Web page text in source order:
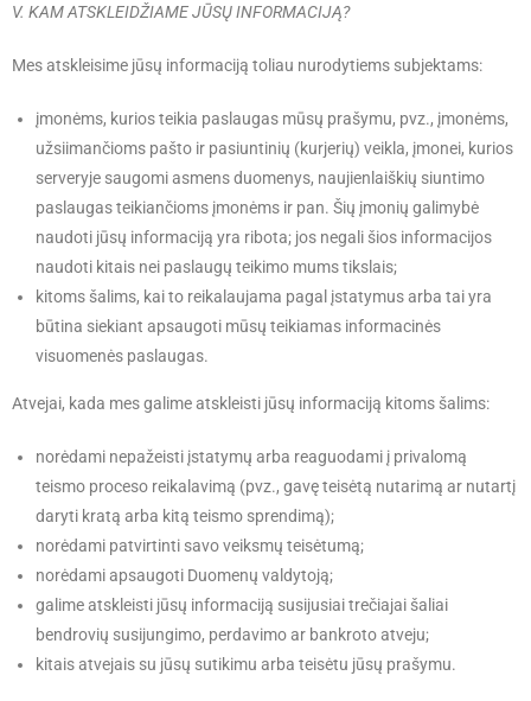
V. KAM ATSKLEIDŽIAME JŪSŲ INFORMACIJĄ?
Mes atskleisime jūsų informaciją toliau nurodytiems subjektams:
įmonėms, kurios teikia paslaugas mūsų prašymu, pvz., įmonėms,
užsiimančioms pašto ir pasiuntinių (kurjerių) veikla, įmonei, kurios
serveryje saugomi asmens duomenys, naujienlaiškių siuntimo
paslaugas teikiančioms įmonėms ir pan. Šių įmonių galimybė
naudoti jūsų informaciją yra ribota; jos negali šios informacijos
naudoti kitais nei paslaugų teikimo mums tikslais;
kitoms šalims, kai to reikalaujama pagal įstatymus arba tai yra
būtina siekiant apsaugoti mūsų teikiamas informacinės
visuomenės paslaugas.
Atvejai, kada mes galime atskleisti jūsų informaciją kitoms šalims:
norėdami nepažeisti įstatymų arba reaguodami į privalomą
teismo proceso reikalavimą (pvz., gavę teisėtą nutarimą ar nutartį
daryti kratą arba kitą teismo sprendimą);
norėdami patvirtinti savo veiksmų teisėtumą;
norėdami apsaugoti Duomenų valdytoją;
galime atskleisti jūsų informaciją susijusiai trečiajai šaliai
bendrovių susijungimo, perdavimo ar bankroto atveju;
kitais atvejais su jūsų sutikimu arba teisėtu jūsų prašymu.